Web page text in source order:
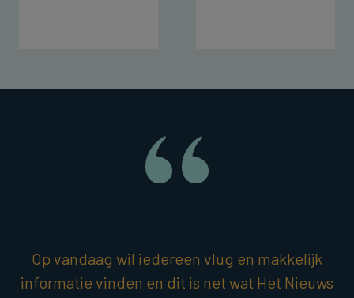
Op vandaag wil iedereen vlug en makkelijk
informatie vinden en dit is net wat Het Nieuws